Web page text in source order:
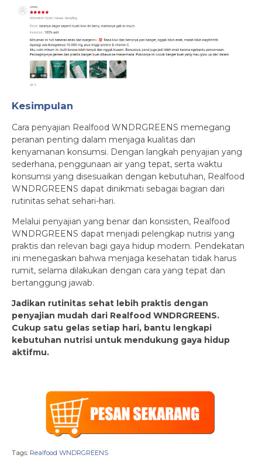
Kesimpulan
Cara penyajian Realfood WNDRGREENS memegang
peranan penting dalam menjaga kualitas dan
kenyamanan konsumsi. Dengan langkah penyajian yang
sederhana, penggunaan air yang tepat, serta waktu
konsumsi yang disesuaikan dengan kebutuhan, Realfood
WNDRGREENS dapat dinikmati sebagai bagian dari
rutinitas sehat sehari-hari.
Melalui penyajian yang benar dan konsisten, Realfood
WNDRGREENS dapat menjadi pelengkap nutrisi yang
praktis dan relevan bagi gaya hidup modern. Pendekatan
ini menegaskan bahwa menjaga kesehatan tidak harus
rumit, selama dilakukan dengan cara yang tepat dan
bertanggung jawab.
Jadikan rutinitas sehat lebih praktis dengan
penyajian mudah dari Realfood WNDRGREENS.
Cukup satu gelas setiap hari, bantu lengkapi
kebutuhan nutrisi untuk mendukung gaya hidup
aktifmu.
Tags: Realfood WNDRGREENS